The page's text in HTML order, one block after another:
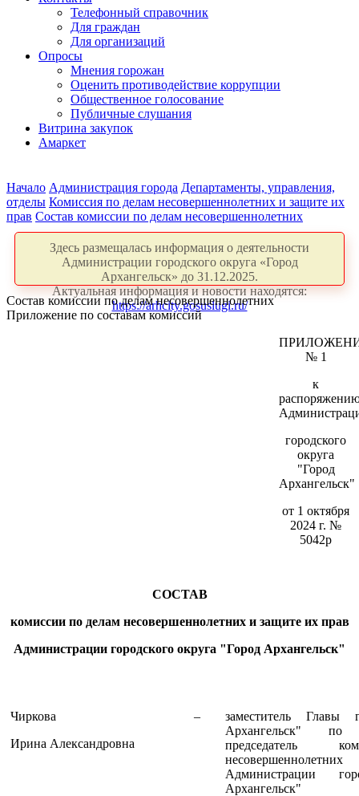
Телефонный справочник
Для граждан
Для организаций
Опросы
Мнения горожан
Оценить противодействие коррупции
Общественное голосование
Публичные слушания
Витрина закупок
Амаркет
Начало Администрация города Департаменты, управления,
отделы Комиссия по делам несовершеннолетних и защите их
прав Состав комиссии по делам несовершеннолетних
Здесь размещалась информация о деятельности
Администрации городского округа «Город
Архангельск» до 31.12.2025.
Актуальная информация и новости находятся:
https://arhcity.gosuslugi.ru/
Состав комиссии по делам несовершеннолетних
Приложение по составам комиссий
№ 1
к
городского
округа
"Город
Архангельск"
от 1 октября
2024 г. №
5042р
СОСТАВ
комиссии по делам несовершеннолетних и защите их прав
Администрации городского округа "Город Архангельск"
Чиркова
Ирина Александровна
–
заместитель Главы
Архангельск" по
председатель
Администрации
Архангельск"